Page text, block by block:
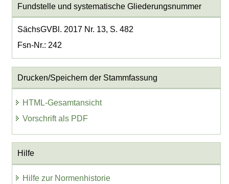
Fundstelle und systematische Gliederungsnummer
SächsGVBl. 2017 Nr. 13, S. 482
Fsn-Nr.: 242
Drucken/Speichern der Stammfassung
HTML-Gesamtansicht
Vorschrift als PDF
Hilfe
Hilfe zur Normenhistorie